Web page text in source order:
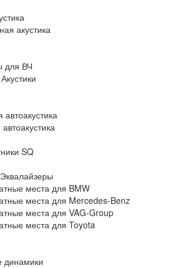
акустика
для ВЧ
SQ
места для BMW
места для Mercedes-Benz
места для VAG-Group
места для Toyota